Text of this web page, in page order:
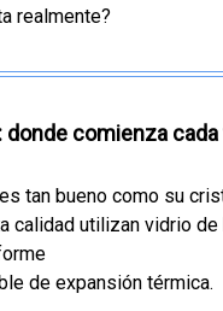
realmente?
donde comienza cada
tan bueno como su
calidad utilizan vidrio
de expansión térmica.